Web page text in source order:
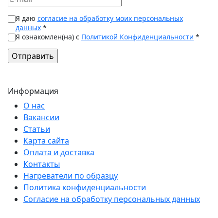
Я даю согласие на обработку моих персональных
данных*
Я ознакомлен(на) с Политикой Конфиденциальности *
Информация
О нас
Вакансии
Статьи
Карта сайта
Оплата и доставка
Контакты
Нагреватели по образцу
Политика конфиденциальности
Согласие на обработку персональных данных